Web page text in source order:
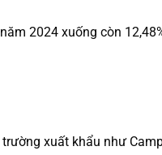
2024 xuống còn
xuất khẩu như